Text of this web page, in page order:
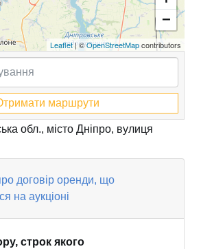
−
Leaflet| ©OpenStreetMapcontributors
маршрути
обл., місто Дніпро, вулиця
договір оренди, що
на аукціоні
строк якого